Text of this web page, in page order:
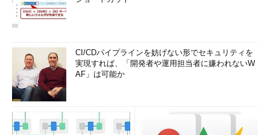
CI/CDパイプラインを妨げない形でセキュリティを
実現すれば、「開発者や運用担当者に嫌われないW
AF」は可能か